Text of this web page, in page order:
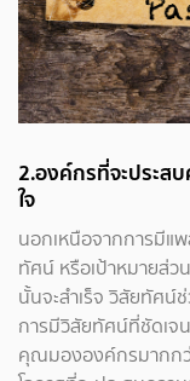
2.องค์กรที่จะประส
ใจ
นอกเหนือจากการมีแ
ทัศน์ หรือเป้าหมายส่ว
นั้นจะสำเร็จ วิสัยทัศน์
การมีวิสัยทัศน์ที่ชัดเจน
คุณมององค์กรมากกว่